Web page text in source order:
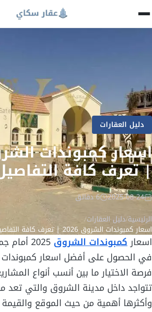
دليل العقارات
| تعرف كافة
2025-08-24 6 دقائق
الرئيسية/دليل العقارات/
اسعار كمبوندات الشروق 2026 | تعرف كافة التفاصيل تفاصيل
اسعاركمبوندات الشروق
2025
في الحصول على أفضل اسعار
فرصة الاختيار ما بين أنسب أنواع
تتواجد داخل مدينة الشروق والتي تعد
وأكثرها أهمية من حيث الموقع والقيمة